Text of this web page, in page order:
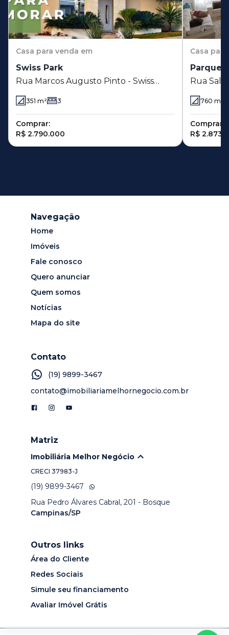
Casa para venda em
Swiss Park
Rua Marcos Augusto Pinto - Swiss
Park - Campinas - SP
351 m² 3
Comprar:
R$ 2.790.000
Casa
Parque
Rua
760 m²
Comprar:
R$
Navegação
Home
Imóveis
Fale conosco
Quero anunciar
Quem somos
Notícias
Mapa do site
Contato
(19) 9899-3467
contato@imobiliariamelhornegocio.com.br
Matriz
Imobiliária Melhor Negócio
CRECI 37983-J
(19) 9899-3467
Rua Pedro Álvares Cabral, 201 - Bosque
Campinas/SP
Outros links
Área do Cliente
Redes Sociais
Simule seu financiamento
Avaliar Imóvel Grátis